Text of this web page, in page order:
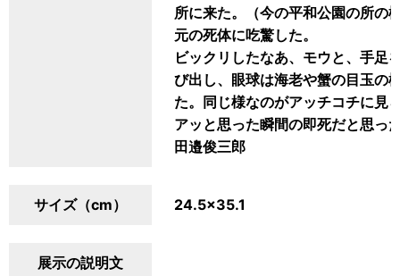
所に来た。（今の平和公園の所の
元の死体に吃驚した。
ビックリしたなあ、モウと、手足
び出し、眼球は海老や蟹の目玉の
た。同じ様なのがアッチコチに見
アッと思った瞬間の即死だと思っ
田邉俊三郎
サイズ（cm） 24.5×35.1
展示の説明文